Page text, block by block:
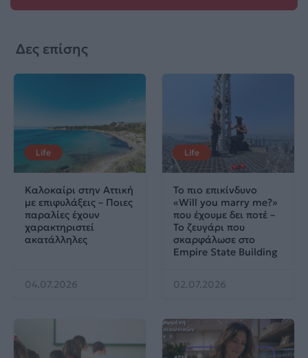
Δες επίσης
Life
Καλοκαίρι στην Αττική
με επιφυλάξεις – Ποιες
παραλίες έχουν
χαρακτηριστεί
ακατάλληλες
04.07.2026
Life
Το πιο επικίνδυνο
«Will you marry me?»
που έχουμε δει ποτέ –
Το ζευγάρι που
σκαρφάλωσε στο
Empire State Building
02.07.2026